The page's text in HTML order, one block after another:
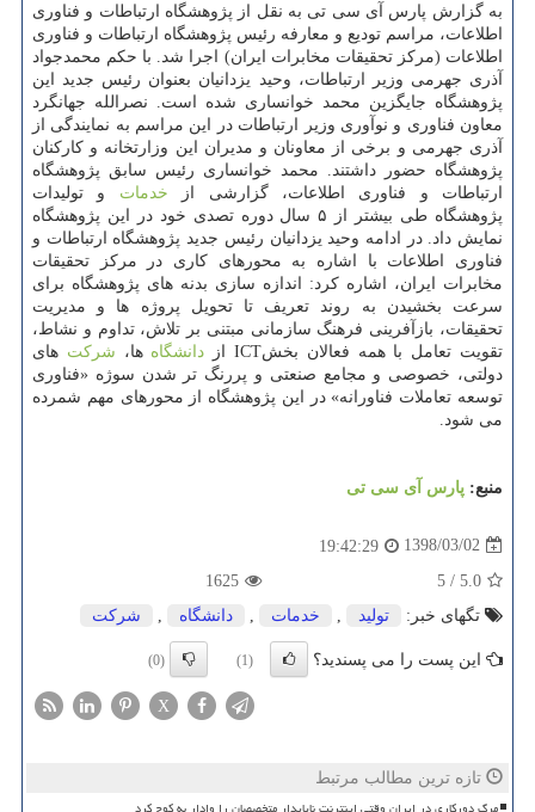
به گزارش پارس آی سی تی به نقل از پژوهشگاه ارتباطات و فناوری
اطلاعات، مراسم تودیع و معارفه رئیس پژوهشگاه ارتباطات و فناوری
اطلاعات (مركز تحقیقات مخابرات ایران) اجرا شد. با حكم محمدجواد
آذری جهرمی وزیر ارتباطات، وحید یزدانیان بعنوان رئیس جدید این
پژوهشگاه جایگزین محمد خوانساری شده است. نصرالله جهانگرد
معاون فناوری و نوآوری وزیر ارتباطات در این مراسم به نمایندگی از
آذری جهرمی و برخی از معاونان و مدیران این وزارتخانه و كاركنان
پژوهشگاه حضور داشتند. محمد خوانساری رئیس سابق پژوهشگاه
ارتباطات و فناوری اطلاعات، گزارشی از خدمات و تولیدات
پژوهشگاه طی بیشتر از ۵ سال دوره تصدی خود در این پژوهشگاه
نمایش داد. در ادامه وحید یزدانیان رئیس جدید پژوهشگاه ارتباطات و
فناوری اطلاعات با اشاره به محورهای كاری در مركز تحقیقات
مخابرات ایران، اشاره كرد: اندازه سازی بدنه های پژوهشگاه برای
سرعت بخشیدن به روند تعریف تا تحویل پروژه ها و مدیریت
تحقیقات، بازآفرینی فرهنگ سازمانی مبتنی بر تلاش، تداوم و نشاط،
تقویت تعامل با همه فعالان بخشICT از
دانشگاه ها، شركت های
دولتی، خصوصی و مجامع صنعتی و پررنگ تر شدن سوژه «فناوری
توسعه تعاملات فناورانه» در این پژوهشگاه از محورهای مهم شمرده
می شود.
منبع: پارس آی سی تی
1398/03/02
19:42:29
5.0
/
5
1625
تگهای خبر:
تولید , خدمات , دانشگاه , شركت
این پست را می پسندید؟ (1)
(0)
X
تازه ترین مطالب مرتبط